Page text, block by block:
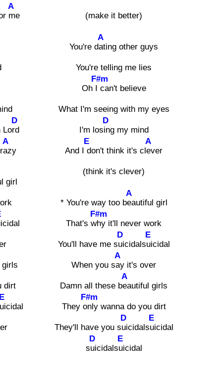
A
me
Lo
D
rd
A
azy
girl
girls
dirt
uicidal
(make it better)
You're d
A
ating other guys
You're telling me lies
Oh I
F#m
can't believe
What I'm seeing with my eyes
I'm los
D
ing my mind
And I
E
don't think it's cl
A
ever
(think it's clever)
* You're way too b
A
eautiful girl
That's w
F#m
hy it'll never work
You'll have me s
D
uicidals
E
uicidal
When you s
A
ay it's over
Damn all these b
A
eautiful girls
They o
F#m
nly wanna do you dirt
They'll have you s
D
uicidals
E
uicidal
s
D
uicidals
E
uicidal